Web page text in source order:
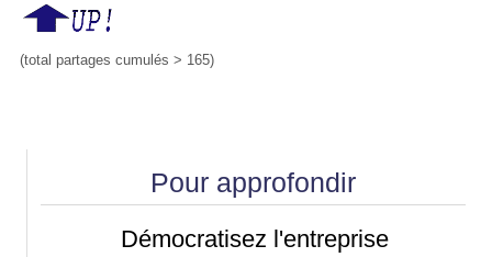
(total partages cumulés > 165)
Pour approfondir
Démocratisez l'entreprise